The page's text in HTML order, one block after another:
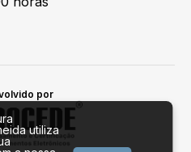
por
utiliza